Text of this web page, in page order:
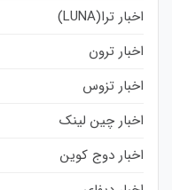
اخبار ترا(LUNA)
اخبار ترون
اخبار تزوس
اخبار چین لینک
اخبار دوج کوین